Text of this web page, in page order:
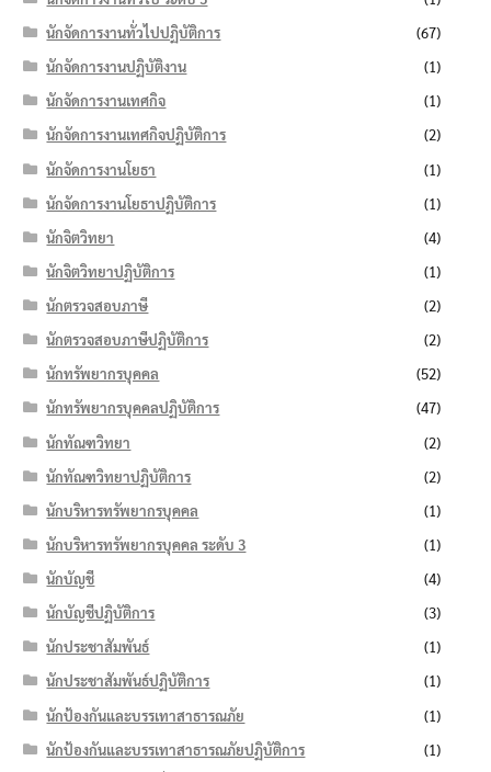
นักจัดการงานทั่วไปปฏิบัติการ
(67)
นักจัดการงานปฏิบัติงาน
(1)
นักจัดการงานเทศกิจ
(1)
นักจัดการงานเทศกิจปฏิบัติการ
(2)
นักจัดการงานโยธา
(1)
นักจัดการงานโยธาปฏิบัติการ
(1)
นักจิตวิทยา
(4)
นักจิตวิทยาปฏิบัติการ
(1)
นักตรวจสอบภาษี
(2)
นักตรวจสอบภาษีปฏิบัติการ
(2)
นักทรัพยากรบุคคล
(52)
นักทรัพยากรบุคคลปฏิบัติการ
(47)
นักทัณฑวิทยา
(2)
นักทัณฑวิทยาปฏิบัติการ
(2)
นักบริหารทรัพยากรบุคคล
(1)
นักบริหารทรัพยากรบุคคล ระดับ 3
(1)
นักบัญชี
(4)
นักบัญชีปฏิบัติการ
(3)
นักประชาสัมพันธ์
(1)
นักประชาสัมพันธ์ปฏิบัติการ
(1)
นักป้องกันและบรรเทาสาธารณภัย
(1)
นักป้องกันและบรรเทาสาธารณภัยปฏิบัติการ
(1)